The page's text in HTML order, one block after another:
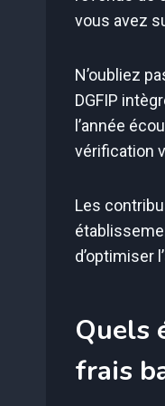
vous avez
N’oubliez
DGFIP
l’année
vérification
Les
d’optimiser
Quels
frais